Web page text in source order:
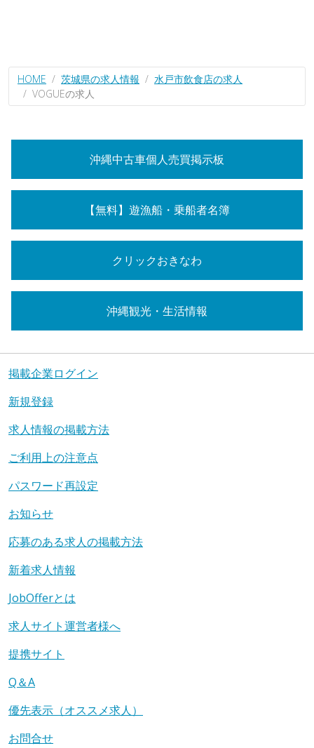
HOME 茨城県の求人情報
水戸市飲食店の求人
VOGUEの求人
沖縄中古車個人売買掲示板
【無料】遊漁船・乗船者名簿
クリックおきなわ
沖縄観光・生活情報
掲載企業ログイン
新規登録
求人情報の掲載方法
ご利用上の注意点
パスワード再設定
お知らせ
応募のある求人の掲載方法
新着求人情報
JobOfferとは
求人サイト運営者様へ
提携サイト
Q＆A
優先表示（オススメ求人）
お問合せ